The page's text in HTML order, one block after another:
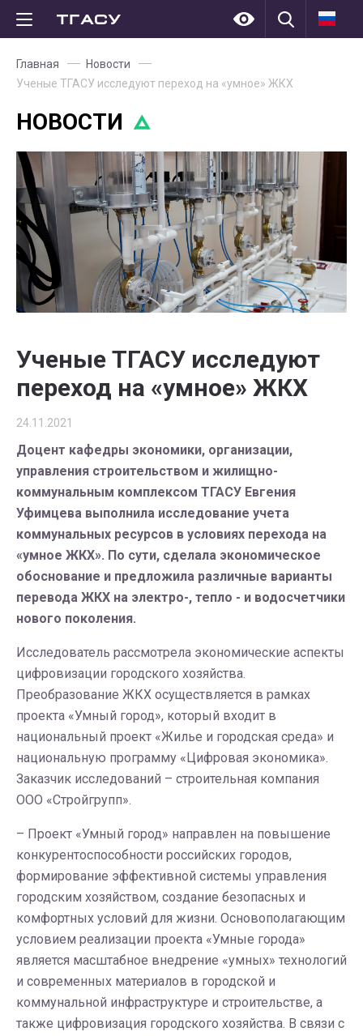
Главная
Новости
Ученые ТГАСУ исследуют переход на «умное» ЖКХ
НОВОСТИ
Ученые ТГАСУ исследуют
переход на «умное» ЖКХ
24.11.2021
Доцент кафедры экономики, организации,
управления строительством и жилищно-
коммунальным комплексом ТГАСУ Евгения
Уфимцева выполнила исследование учета
коммунальных ресурсов в условиях перехода на
«умное ЖКХ». По сути, сделала экономическое
обоснование и предложила различные варианты
перевода ЖКХ на электро-, тепло - и водосчетчики
нового поколения.
Исследователь рассмотрела экономические аспекты
цифровизации городского хозяйства.
Преобразование ЖКХ осуществляется в рамках
проекта «Умный город», который входит в
национальный проект «Жилье и городская среда» и
национальную программу «Цифровая экономика».
Заказчик исследований – строительная компания
ООО «Стройгрупп».
– Проект «Умный город» направлен на повышение
конкурентоспособности российских городов,
формирование эффективной системы управления
городским хозяйством, создание безопасных и
комфортных условий для жизни. Основополагающим
условием реализации проекта «Умные города»
является масштабное внедрение «умных» технологий
и современных материалов в городской и
коммунальной инфраструктуре и строительстве, а
также цифровизация городского хозяйства. В связи с